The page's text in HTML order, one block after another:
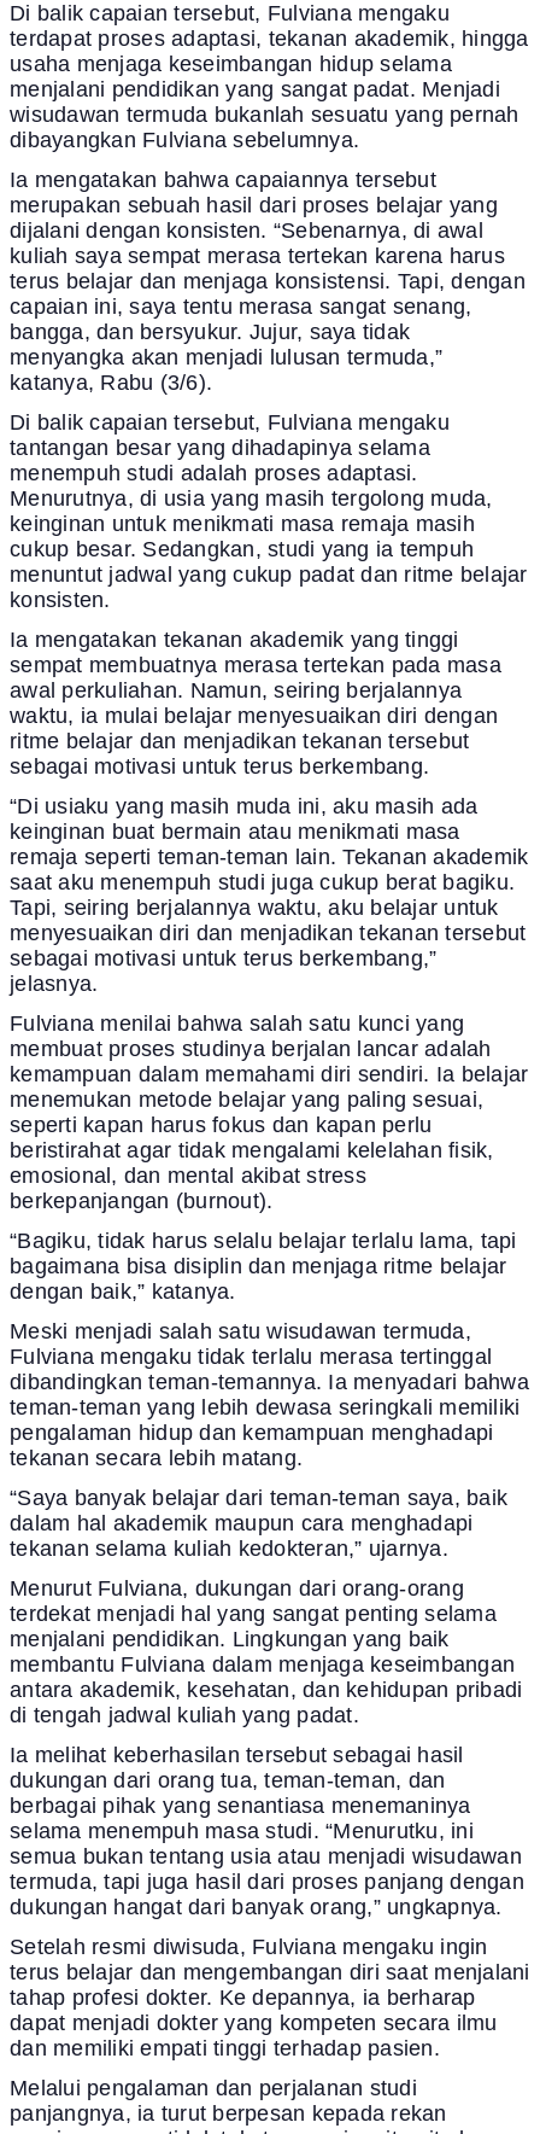
Di balik capaian tersebut, Fulviana mengaku
terdapat proses adaptasi, tekanan akademik, hingga
usaha menjaga keseimbangan hidup selama
menjalani pendidikan yang sangat padat. Menjadi
wisudawan termuda bukanlah sesuatu yang pernah
dibayangkan Fulviana sebelumnya.
Ia mengatakan bahwa capaiannya tersebut
merupakan sebuah hasil dari proses belajar yang
dijalani dengan konsisten. “Sebenarnya, di awal
kuliah saya sempat merasa tertekan karena harus
terus belajar dan menjaga konsistensi. Tapi, dengan
capaian ini, saya tentu merasa sangat senang,
bangga, dan bersyukur. Jujur, saya tidak
menyangka akan menjadi lulusan termuda,”
katanya, Rabu (3/6).
Di balik capaian tersebut, Fulviana mengaku
tantangan besar yang dihadapinya selama
menempuh studi adalah proses adaptasi.
Menurutnya, di usia yang masih tergolong muda,
keinginan untuk menikmati masa remaja masih
cukup besar. Sedangkan, studi yang ia tempuh
menuntut jadwal yang cukup padat dan ritme belajar
konsisten.
Ia mengatakan tekanan akademik yang tinggi
sempat membuatnya merasa tertekan pada masa
awal perkuliahan. Namun, seiring berjalannya
waktu, ia mulai belajar menyesuaikan diri dengan
ritme belajar dan menjadikan tekanan tersebut
sebagai motivasi untuk terus berkembang.
“Di usiaku yang masih muda ini, aku masih ada
keinginan buat bermain atau menikmati masa
remaja seperti teman-teman lain. Tekanan akademik
saat aku menempuh studi juga cukup berat bagiku.
Tapi, seiring berjalannya waktu, aku belajar untuk
menyesuaikan diri dan menjadikan tekanan tersebut
sebagai motivasi untuk terus berkembang,”
jelasnya.
Fulviana menilai bahwa salah satu kunci yang
membuat proses studinya berjalan lancar adalah
kemampuan dalam memahami diri sendiri. Ia belajar
menemukan metode belajar yang paling sesuai,
seperti kapan harus fokus dan kapan perlu
beristirahat agar tidak mengalami kelelahan fisik,
emosional, dan mental akibat stress
berkepanjangan (burnout).
“Bagiku, tidak harus selalu belajar terlalu lama, tapi
bagaimana bisa disiplin dan menjaga ritme belajar
dengan baik,” katanya.
Meski menjadi salah satu wisudawan termuda,
Fulviana mengaku tidak terlalu merasa tertinggal
dibandingkan teman-temannya. Ia menyadari bahwa
teman-teman yang lebih dewasa seringkali memiliki
pengalaman hidup dan kemampuan menghadapi
tekanan secara lebih matang.
“Saya banyak belajar dari teman-teman saya, baik
dalam hal akademik maupun cara menghadapi
tekanan selama kuliah kedokteran,” ujarnya.
Menurut Fulviana, dukungan dari orang-orang
terdekat menjadi hal yang sangat penting selama
menjalani pendidikan. Lingkungan yang baik
membantu Fulviana dalam menjaga keseimbangan
antara akademik, kesehatan, dan kehidupan pribadi
di tengah jadwal kuliah yang padat.
Ia melihat keberhasilan tersebut sebagai hasil
dukungan dari orang tua, teman-teman, dan
berbagai pihak yang senantiasa menemaninya
selama menempuh masa studi. “Menurutku, ini
semua bukan tentang usia atau menjadi wisudawan
termuda, tapi juga hasil dari proses panjang dengan
dukungan hangat dari banyak orang,” ungkapnya.
Setelah resmi diwisuda, Fulviana mengaku ingin
terus belajar dan mengembangan diri saat menjalani
tahap profesi dokter. Ke depannya, ia berharap
dapat menjadi dokter yang kompeten secara ilmu
dan memiliki empati tinggi terhadap pasien.
Melalui pengalaman dan perjalanan studi
panjangnya, ia turut berpesan kepada rekan